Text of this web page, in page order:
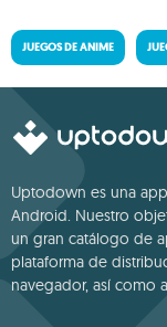
JUEGOS DE ANIME
Uptodown es una
Android. Nuestro
un gran catálogo de
plataforma de
navegador, así como